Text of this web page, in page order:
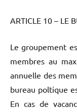
ARTICLE 10 – LE
Le groupement
membres au
annuelle des
bureau poltique
En cas de